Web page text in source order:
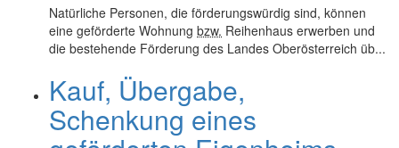
Natürliche Personen, die förderungswürdig sind, können
eine geförderte Wohnung bzw. Reihenhaus erwerben und
die bestehende Förderung des Landes Oberösterreich üb...
Kauf, Übergabe,
Schenkung eines